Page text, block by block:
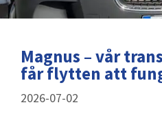
Magnus – vår
får flytten att
2026-07-02